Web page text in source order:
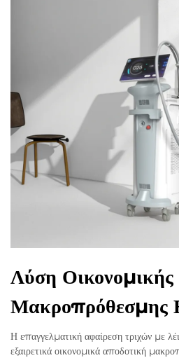
Λύση Οικονομικής
Μακροπρόθεσμης
Η επαγγελματική αφαίρεση τριχών με
εξαιρετικά οικονομικά αποδοτική